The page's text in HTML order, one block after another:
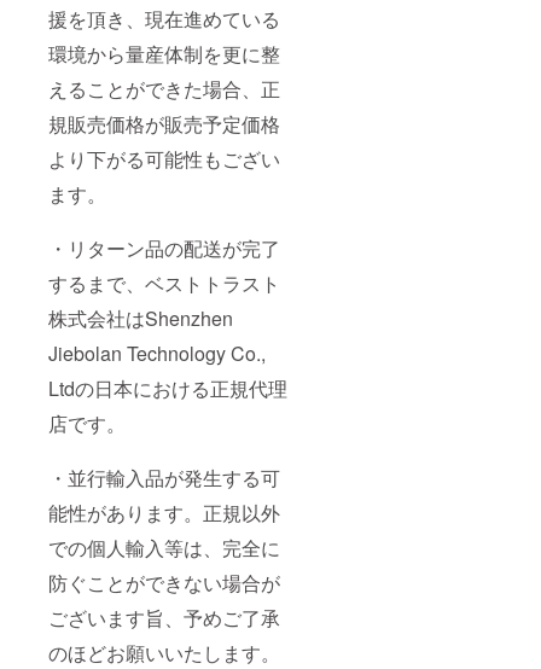
援を頂き、現在進めている
環境から量産体制を更に整
えることができた場合、正
規販売価格が販売予定価格
より下がる可能性もござい
ます。
・リターン品の配送が完了
するまで、ベストトラスト
株式会社はShenzhen
Jiebolan Technology Co.,
Ltdの日本における正規代理
店です。
・並行輸入品が発生する可
能性があります。正規以外
での個人輸入等は、完全に
防ぐことができない場合が
ございます旨、予めご了承
のほどお願いいたします。